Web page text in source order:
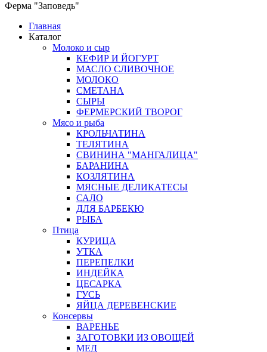
Ферма "Заповедь"
Главная
Каталог
Молоко и сыр
КЕФИР И ЙОГУРТ
МАСЛО СЛИВОЧНОЕ
МОЛОКО
СМЕТАНА
СЫРЫ
ФЕРМЕРСКИЙ ТВОРОГ
Мясо и рыба
КРОЛЬЧАТИНА
ТЕЛЯТИНА
СВИНИНА "МАНГАЛИЦА"
БАРАНИНА
КОЗЛЯТИНА
МЯСНЫЕ ДЕЛИКАТЕСЫ
САЛО
ДЛЯ БАРБЕКЮ
РЫБА
Птица
КУРИЦА
УТКА
ПЕРЕПЕЛКИ
ИНДЕЙКА
ЦЕСАРКА
ГУСЬ
ЯЙЦА ДЕРЕВЕНСКИЕ
Консервы
ВАРЕНЬЕ
ЗАГОТОВКИ ИЗ ОВОЩЕЙ
МЕД